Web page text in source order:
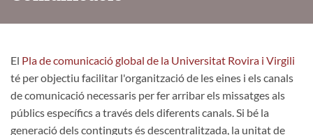
El Pla de comunicació global de la Universitat Rovira i Virgili
té per objectiu facilitar l'organització de les eines i els canals
de comunicació necessaris per fer arribar els missatges als
públics específics a través dels diferents canals. Si bé la
generació dels continguts és descentralitzada, la unitat de